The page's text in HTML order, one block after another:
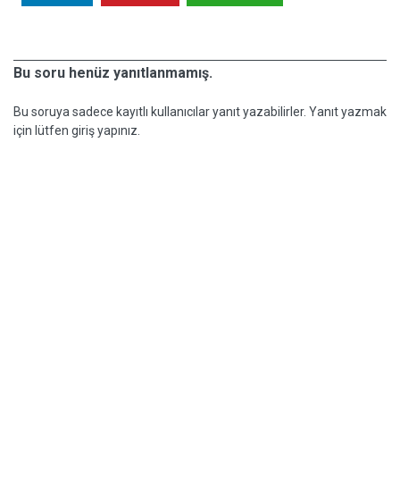
Bu soru henüz yanıtlanmamış.
Bu soruya sadece kayıtlı kullanıcılar yanıt yazabilirler. Yanıt yazmak
için lütfen giriş yapınız.